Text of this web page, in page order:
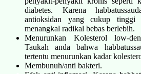
diabetes. Karena
antioksidan yang cukup tinggi
menangkal radikal bebas berlebih.
Menurunkan Kolesterol low-
Taukah anda bahwa
tertentu menurunkan kadar
Membunuh/anti bakteri.